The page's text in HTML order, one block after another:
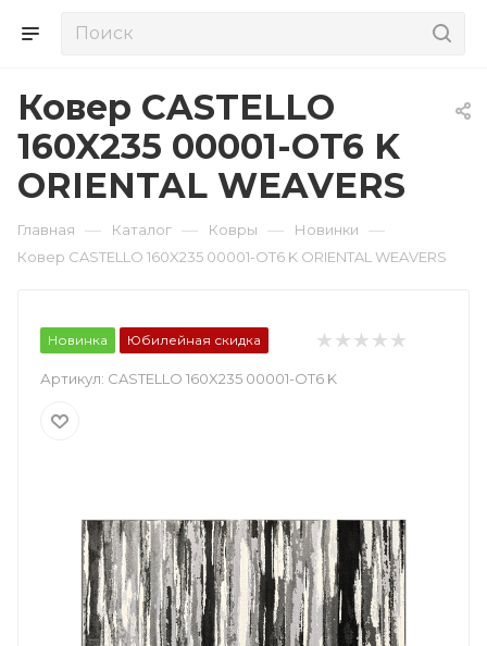
Ковер CASTELLO
160X235 00001-OT6 K
ORIENTAL WEAVERS
Главная — Каталог — Ковры — Новинки —
Ковер CASTELLO 160X235 00001-OT6 K ORIENTAL WEAVERS
Новинка Юбилейная скидка
Артикул: CASTELLO 160X235 00001-OT6 K